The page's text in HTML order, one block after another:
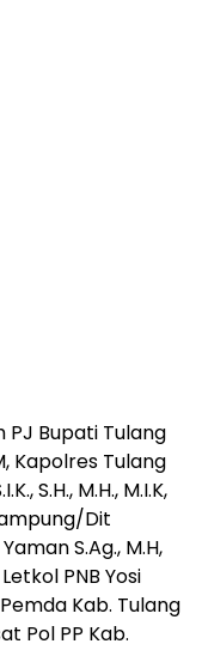
PJ Bupati Tulang
Kapolres Tulang
S.H., M.H., M.I.K,
Dit
S.Ag., M.H,
PNB Yosi
Kab. Tulang
Pol PP Kab.